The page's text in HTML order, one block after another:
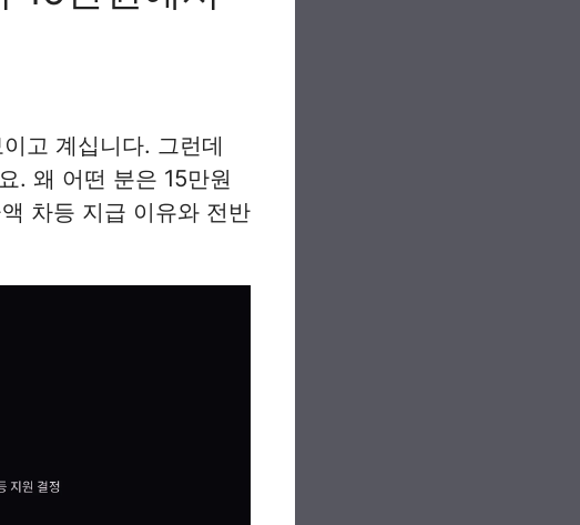
고 계십니다. 그런데
. 왜 어떤 분은 15만원
차등 지급 이유와 전반